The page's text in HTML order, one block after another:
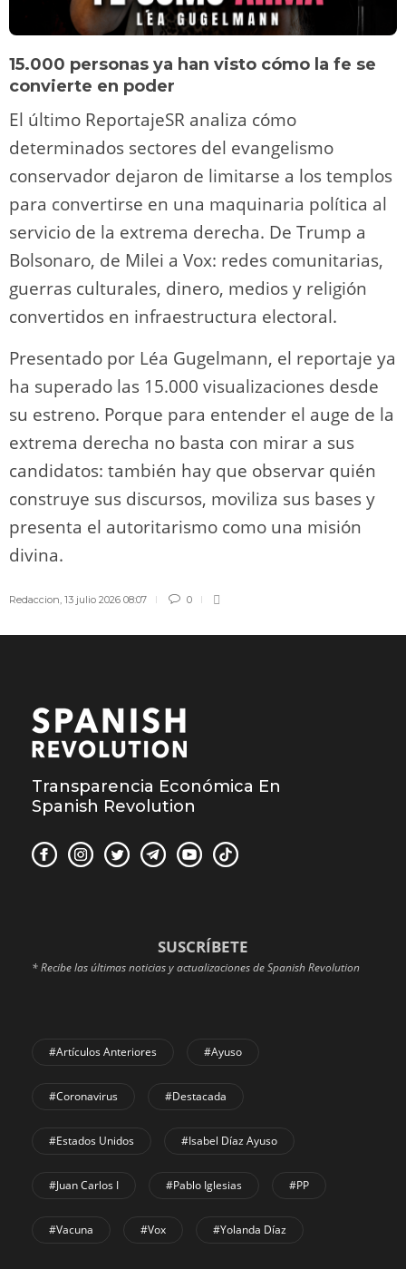
15.000 personas ya han visto cómo la fe se
convierte en poder
El último ReportajeSR analiza cómo
determinados sectores del evangelismo
conservador dejaron de limitarse a los templos
para convertirse en una maquinaria política al
servicio de la extrema derecha. De Trump a
Bolsonaro, de Milei a Vox: redes comunitarias,
guerras culturales, dinero, medios y religión
convertidos en infraestructura electoral.
Presentado por Léa Gugelmann, el reportaje ya
ha superado las 15.000 visualizaciones desde
su estreno. Porque para entender el auge de la
extrema derecha no basta con mirar a sus
candidatos: también hay que observar quién
construye sus discursos, moviliza sus bases y
presenta el autoritarismo como una misión
divina.
Redaccion 13 julio 2026 08:07 0
Transparencia Económica En
Spanish Revolution
SUSCRÍBETE
* Recibe las últimas noticias y actualizaciones de Spanish Revolution
#Artículos Anteriores #Ayuso
#coronavirus #Destacada
#Estados Unidos #Isabel Díaz Ayuso
#Juan Carlos I #Pablo Iglesias #PP
#Vacuna #Vox #Yolanda Díaz